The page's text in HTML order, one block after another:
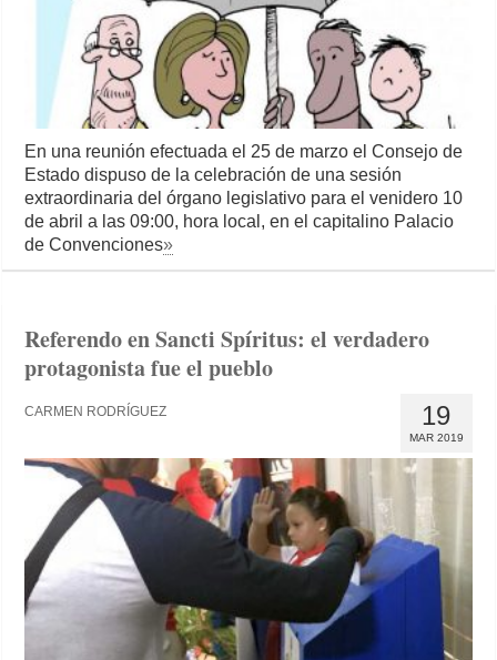
En una reunión efectuada el 25 de marzo el Consejo de
Estado dispuso de la celebración de una sesión
extraordinaria del órgano legislativo para el venidero 10
de abril a las 09:00, hora local, en el capitalino Palacio
de Convenciones»
Referendo en Sancti Spíritus: el verdadero
protagonista fue el pueblo
19
MAR 2019
CARMEN RODRÍGUEZ